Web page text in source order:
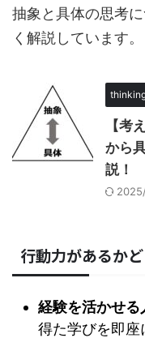
抽象と具体の思考
く解説しています。
【考
から
説！
行動力があるか
経験を活かせる
得た学びを即